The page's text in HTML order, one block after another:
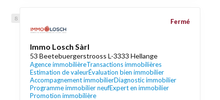
Immo Losch Sàrl
53 Beetebuergerstrooss L-3333 Hellange
Agence immobilièreTransactions immobilières
Estimation de valeurÉvaluation bien immobilier
Accompagnement immobilierDiagnostic immobilier
Programme immobilier neufExpert en immobilier
Promotion immobilière
Fermé